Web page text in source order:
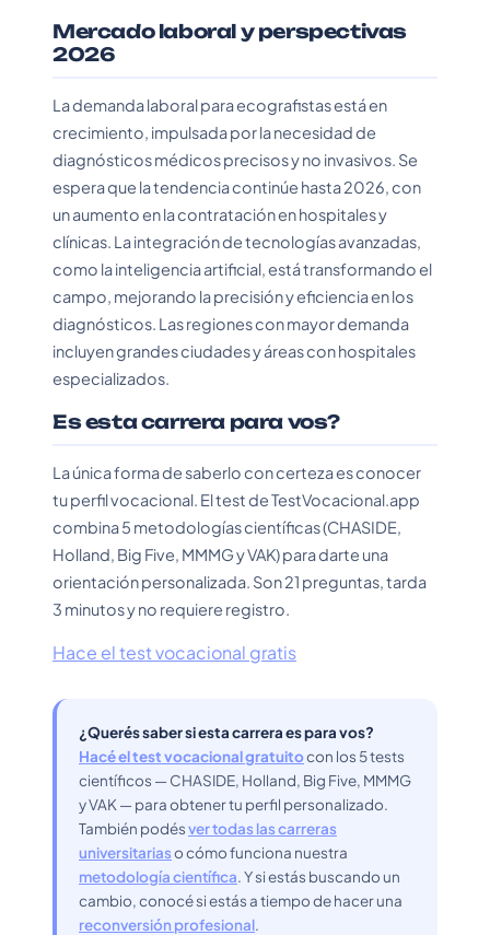
Mercado laboral y perspectivas
2026
La demanda laboral para ecografistas está en
crecimiento, impulsada por la necesidad de
diagnósticos médicos precisos y no invasivos. Se
espera que la tendencia continúe hasta 2026, con
un aumento en la contratación en hospitales y
clínicas. La integración de tecnologías avanzadas,
como la inteligencia artificial, está transformando el
campo, mejorando la precisión y eficiencia en los
diagnósticos. Las regiones con mayor demanda
incluyen grandes ciudades y áreas con hospitales
especializados.
Es esta carrera para vos?
La única forma de saberlo con certeza es conocer
tu perfil vocacional. El test de TestVocacional.app
combina 5 metodologías científicas (CHASIDE,
Holland, Big Five, MMMG y VAK) para darte una
orientación personalizada. Son 21 preguntas, tarda
3 minutos y no requiere registro.
Hace el test vocacional gratis
¿Querés saber si esta carrera es para vos?
Hacé el test vocacional gratuitocon los 5 tests
científicos — CHASIDE, Holland, Big Five, MMMG
y VAK — para obtener tu perfil personalizado.
También podésver todas las carreras
universitariaso cómo funciona nuestra
metodología científica. Y si estás buscando un
cambio, conocé si estás a tiempo de hacer una
reconversión profesional.